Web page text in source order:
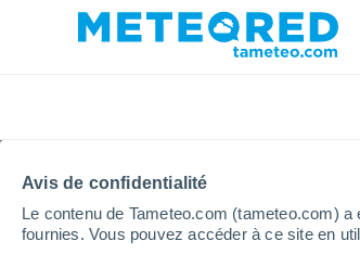
Avis de confidentialité
Le contenu de Tameteo.com (tameteo.com)
fournies. Vous pouvez accéder à ce site en